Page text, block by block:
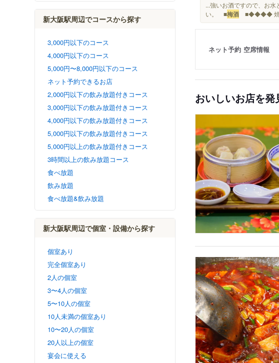
新大阪駅周辺でコースから探す
3,000円以下のコース
4,000円以下のコース
5,000円〜8,000円以下のコース
ネット予約できるお店
2,000円以下の飲み放題付きコース
3,000円以下の飲み放題付きコース
4,000円以下の飲み放題付きコース
5,000円以下の飲み放題付きコース
5,000円以上の飲み放題付きコース
3時間以上の飲み放題コース
食べ放題
飲み放題
食べ放題&飲み放題
新大阪駅周辺で個室・設備から探す
個室あり
完全個室あり
2人の個室
3〜4人の個室
5〜10人の個室
10人未満の個室あり
10〜20人の個室
20人以上の個室
宴会に使える
...強いお酒ですので、お
い。 ■梅酒 ■◆◆◆◆ 焼
ネット予約 空席情報
おいしいお店を発